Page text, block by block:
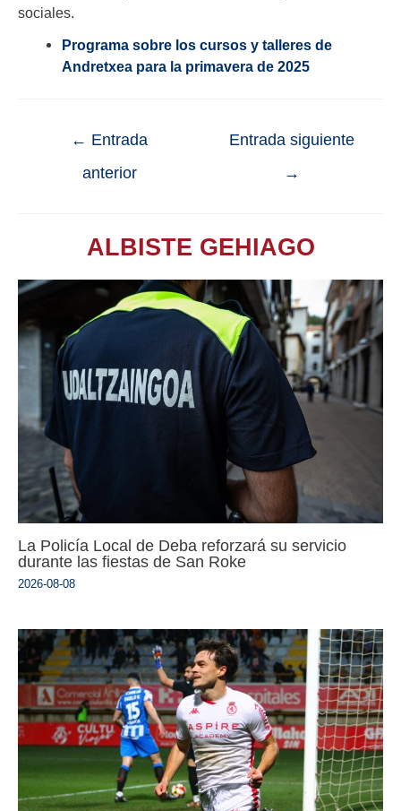
sociales.
Programa sobre los cursos y talleres de
Andretxea para la primavera de 2025
← Entrada
anterior
Entrada siguiente
→
ALBISTE GEHIAGO
La Policía Local de Deba reforzará su servicio
durante las fiestas de San Roke
2026-08-08